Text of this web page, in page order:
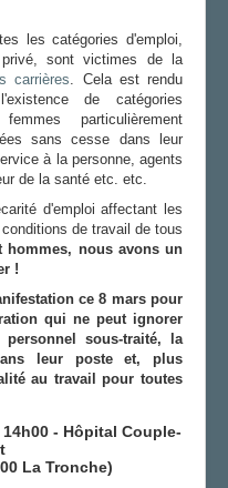
les catégories d'emploi,
sont victimes de la
carrières. Cela est rendu
de catégories
particulièrement
sans cesse dans leur
à la personne, agents
de la santé etc. etc.
d'emploi affectant les
de travail de tous
hommes, nous avons un
!
ce 8 mars pour
qui ne peut ignorer
sous-traité, la
leur poste et, plus
au travail pour toutes
- Hôpital Couple-
La Tronche)